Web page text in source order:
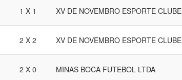
1 X 1 XV DE NOVEMBRO ESPORTE CLUBE
2 X 2 XV DE NOVEMBRO ESPORTE CLUBE
2 X 0 MINAS BOCA FUTEBOL LTDA